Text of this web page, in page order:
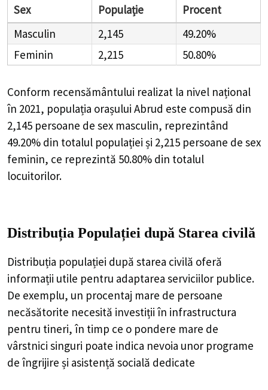
Sex Populație
Procent
Masculin
2,145
49.20%
Feminin
2,215 50.80%
Conform recensământului realizat la nivel național
în 2021, populația orașului Abrud este compusă din
2,145 persoane de sex masculin, reprezintând
49.20% din totalul populației și 2,215 persoane de sex
feminin, ce reprezintă 50.80% din totalul
locuitorilor.
Distribuția Populației după Starea civilă
Distribuția populației după starea civilă oferă
informații utile pentru adaptarea serviciilor publice.
De exemplu, un procentaj mare de persoane
necăsătorite necesită investiții în infrastructura
pentru tineri, în timp ce o pondere mare de
vârstnici singuri poate indica nevoia unor programe
de îngrijire și asistență socială dedicate